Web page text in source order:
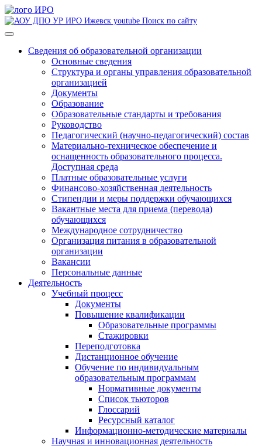
Поиск по сайту
Сведения об образовательной организации
Основные сведения
Структура и органы управления образовательной
организацией
Документы
Образование
Образовательные стандарты и требования
Руководство
Педагогический (научно-педагогический) состав
Материально-техническое обеспечение и
оснащенность образовательного процесса.
Доступная среда
Платные образовательные услуги
Финансово-хозяйственная деятельность
Стипендии и меры поддержки обучающихся
Вакантные места для приема (перевода)
обучающихся
Международное сотрудничество
Организация питания в образовательной
организации
Вакансии
Персональные данные
Деятельность
Учебный процесс
Документы
Повышение квалификации
Образовательные программы
Стажировки
Переподготовка
Дистанционное обучение
Обучение по индивидуальным
образовательным программам
Нормативные документы
Список тьюторов
Глоссарий
Ресурсный каталог
Информационно-методические материалы
Научная и инновационная деятельность